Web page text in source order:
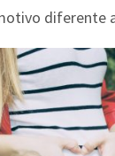
diferente